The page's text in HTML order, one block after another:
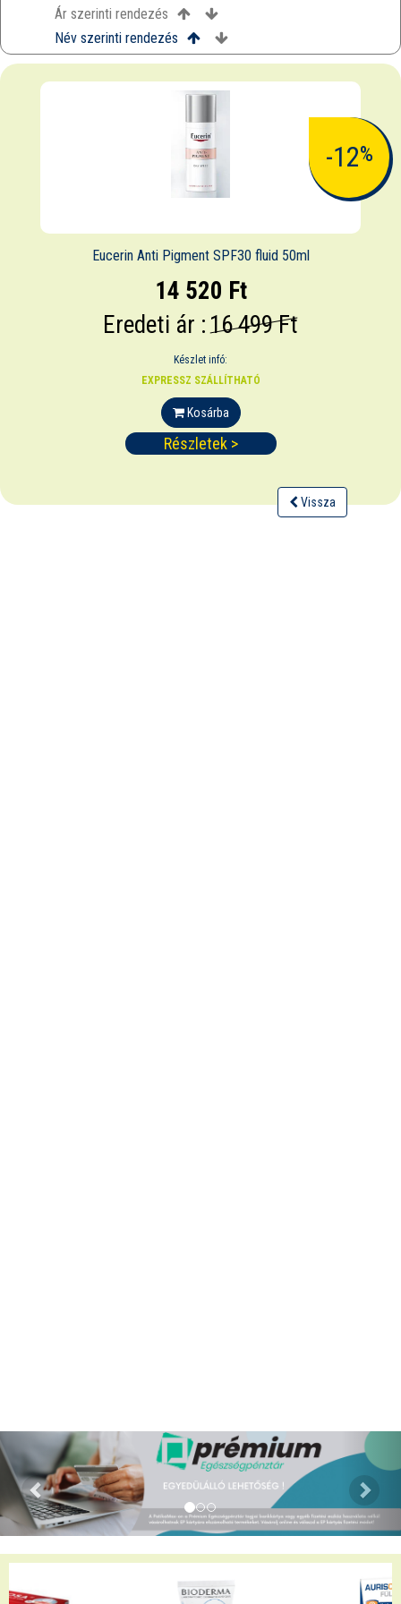
Ár szerinti rendezés
Név szerinti rendezés
-12%
Eucerin Anti Pigment SPF30 fluid 50ml
14 520 Ft
Eredeti ár :16 499 Ft
Készlet infó:
EXPRESSZ SZÁLLÍTHATÓ
Kosárba
Részletek >
Vissza